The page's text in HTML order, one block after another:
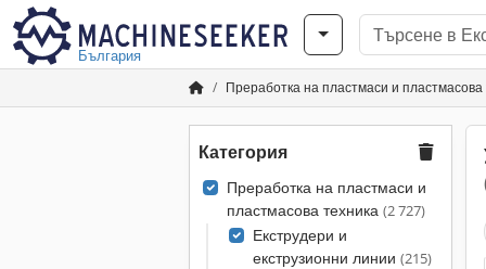
България
Преработка на пластмаси и пластмасова
Категория
Преработка на пластмаси и
пластмасова техника (2 727)
Екструдери и
екструзионни линии (215)